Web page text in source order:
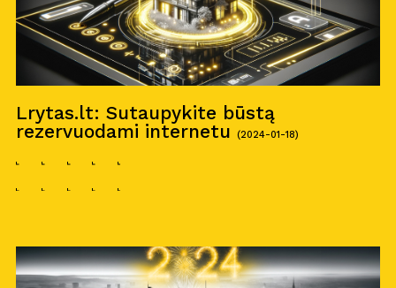
Lrytas.lt: Sutaupykite būstą
rezervuodami internetu
(2024-01-18)